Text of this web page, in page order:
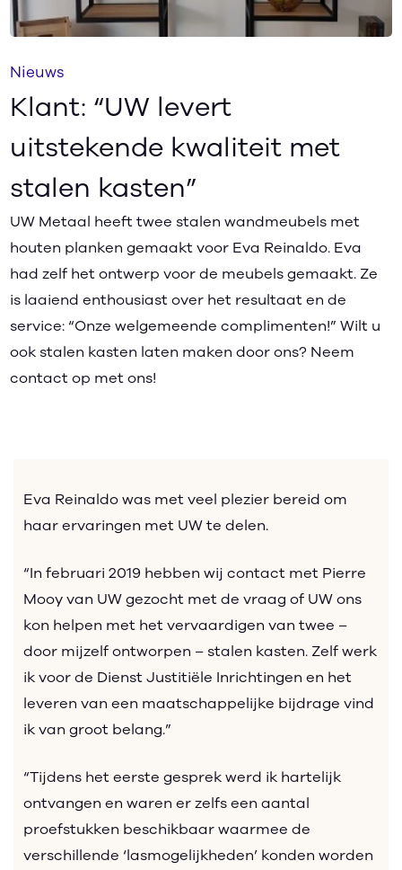
Nieuws
Klant: “UW levert
uitstekende kwaliteit met
stalen kasten”
UW Metaal heeft twee stalen wandmeubels met
houten planken gemaakt voor Eva Reinaldo. Eva
had zelf het ontwerp voor de meubels gemaakt. Ze
is laaiend enthousiast over het resultaat en de
service: “Onze welgemeende complimenten!” Wilt u
ook stalen kasten laten maken door ons? Neem
contact op met ons!
Eva Reinaldo was met veel plezier bereid om
haar ervaringen met UW te delen.
“In februari 2019 hebben wij contact met Pierre
Mooy van UW gezocht met de vraag of UW ons
kon helpen met het vervaardigen van twee –
door mijzelf ontworpen – stalen kasten. Zelf werk
ik voor de Dienst Justitiële Inrichtingen en het
leveren van een maatschappelijke bijdrage vind
ik van groot belang.”
“Tijdens het eerste gesprek werd ik hartelijk
ontvangen en waren er zelfs een aantal
proefstukken beschikbaar waarmee de
verschillende ‘lasmogelijkheden’ konden worden